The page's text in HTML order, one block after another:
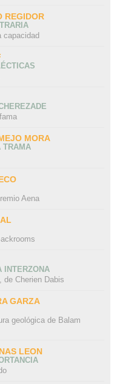
REGIDOR
capacidad
MORA
TRAMA
Aena
INTERZONA
de Cherien Dabis
GARZA
geológica de Balam
LEON